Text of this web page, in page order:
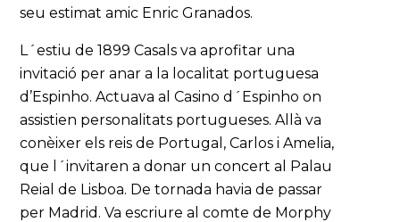
seu estimat amic Enric Granados.
L´estiu de 1899 Casals va aprofitar una
invitació per anar a la localitat portuguesa
d’Espinho. Actuava al Casino d´Espinho on
assistien personalitats portugueses. Allà va
conèixer els reis de Portugal, Carlos i Amelia,
que l´invitaren a donar un concert al Palau
Reial de Lisboa. De tornada havia de passar
per Madrid. Va escriure al comte de Morphy